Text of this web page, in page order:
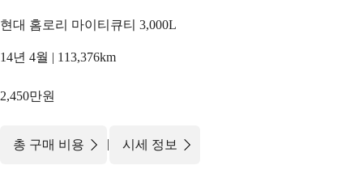
현대 홈로리 마이티큐티 3,000L
14년 4월 | 113,376km
2,450만원
총 구매 비용 | 시세 정보